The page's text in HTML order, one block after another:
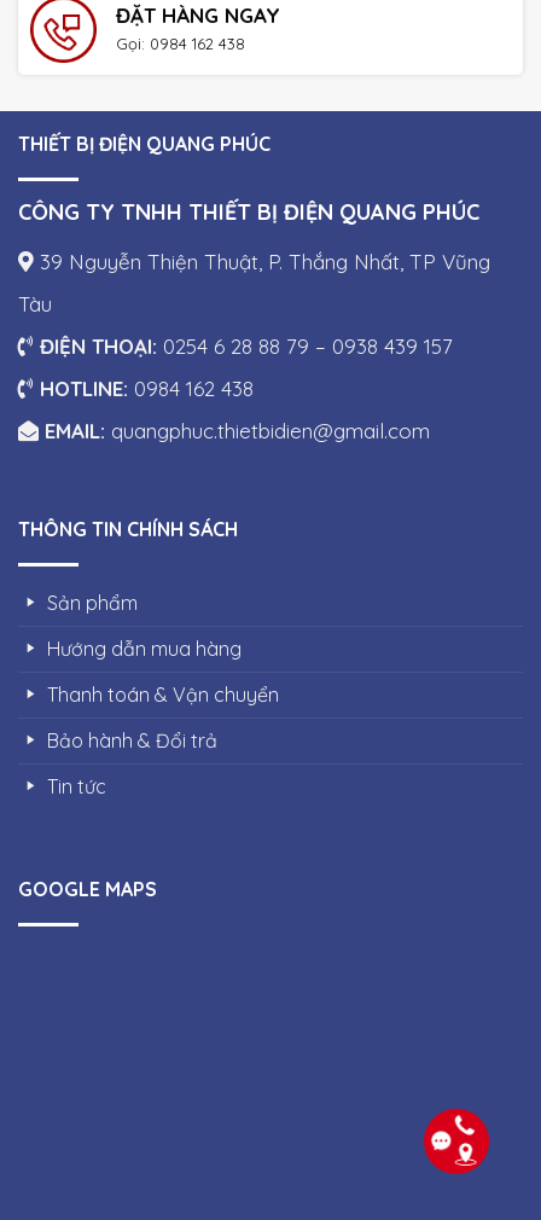
ĐẶT HÀNG NGAY
Gọi: 0984 162 438
THIẾT BỊ ĐIỆN QUANG PHÚC
CÔNG TY TNHH THIẾT BỊ ĐIỆN QUANG PHÚC
39 Nguyễn Thiện Thuật, P. Thắng Nhất, TP Vũng
Tàu
ĐIỆN THOẠI: 0254 6 28 88 79 – 0938 439 157
HOTLINE: 0984 162 438
EMAIL: quangphuc.thietbidien@gmail.com
THÔNG TIN CHÍNH SÁCH
Sản phẩm
Hướng dẫn mua hàng
Thanh toán & Vận chuyển
Bảo hành & Đổi trả
Tin tức
GOOGLE MAPS